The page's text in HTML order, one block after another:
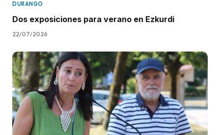
DURANGO
Dos exposiciones para verano en Ezkurdi
22/07/2026